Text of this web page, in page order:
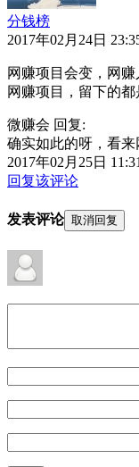
分钱榜
2017年02月24日
网赚项目会变，网
网赚项目，留下的都
微赚会 回复:
确实如此的呀，看来
2017年02月25日
回复该评论
发表评论 取消回复